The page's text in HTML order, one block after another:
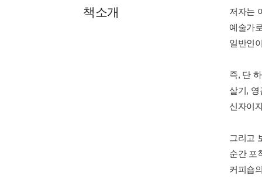
책소개
저자는
예술가
일반인
즉, 단
살기, 영
신자이
그리고
순간 포
커피숍